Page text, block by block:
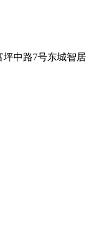
中路7号东城智居